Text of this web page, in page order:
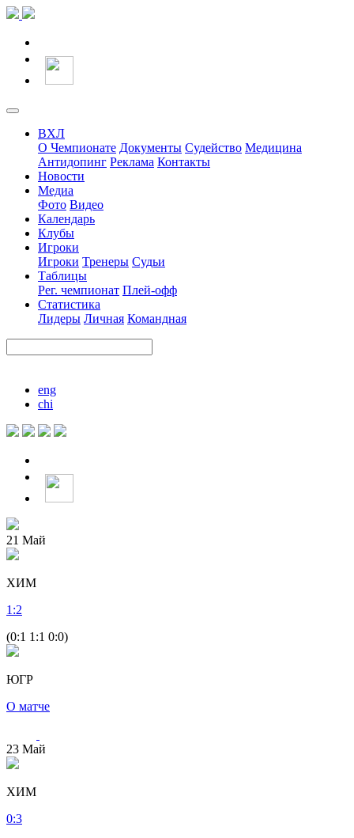
ВХЛ
О Чемпионате Документы Судейство Медицина
Антидопинг Реклама Контакты
Новости
Медиа
Фото Видео
Календарь
Клубы
Игроки
Игроки Тренеры Судьи
Таблицы
Рег. чемпионат Плей-офф
Статистика
Лидеры Личная Командная
eng
chi
21 Май
ХИМ
1 :2
(0:1 1:1 0:0)
ЮГР
О матче
23 Май
ХИМ
0:3